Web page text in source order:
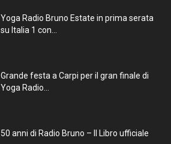
Yoga Radio Bruno Estate in prima serata
su Italia 1 con...
Grande festa a Carpi per il gran finale di
Yoga Radio...
50 anni di Radio Bruno – Il Libro ufficiale